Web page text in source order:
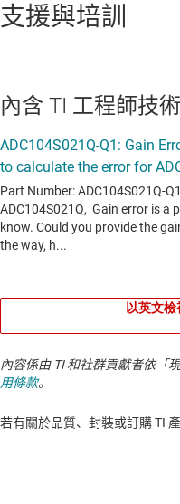
支援與培訓
內含 TI 工程師技
以英文
內容係由 TI 和社群貢獻者依「
用條款。
若有關於品質、封裝或訂購 TI